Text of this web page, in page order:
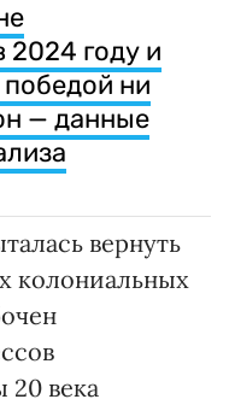
2024 году и
ни
— данные
вернуть
колониальных
20 века